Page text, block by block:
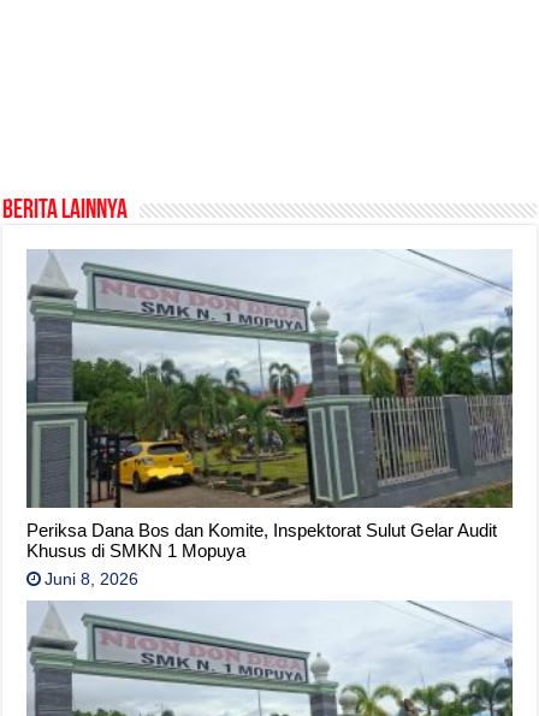
Berita Lainnya
Periksa Dana Bos dan Komite, Inspektorat Sulut Gelar Audit
Khusus di SMKN 1 Mopuya
Juni 8, 2026